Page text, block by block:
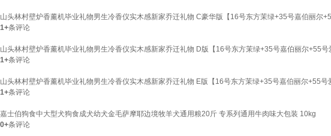
山头林村壁炉香薰机毕业礼物男生冷香仪实木感新家乔迁礼物 C豪华版【16号东方茉绿+35号嘉伯丽尔
1+条评论
山头林村壁炉香薰机毕业礼物男生冷香仪实木感新家乔迁礼物 D版【16号东方茉绿+35号嘉伯丽尔+55
1+条评论
山头林村壁炉香薰机毕业礼物男生冷香仪实木感新家乔迁礼物 E版【16号东方茉绿+35号嘉伯丽尔+55号
1+条评论
嘉士伯狗食中大型犬狗食成犬幼犬金毛萨摩耶边境牧羊犬通用粮20斤 专系列通用牛肉味大包装 10kg
0+条评论